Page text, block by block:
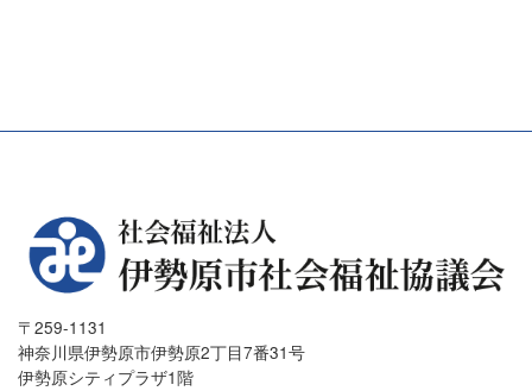
〒259-1131
神奈川県伊勢原市伊勢原2丁目7番31号
伊勢原シティプラザ1階